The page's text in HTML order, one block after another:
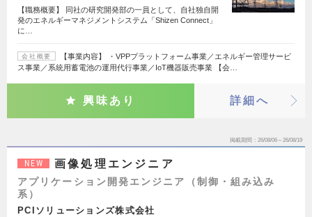
【職務概要】 同社の研究開発部の一員として、自社独自開
発のエネルギーマネジメントシステム「Shizen Connect」
に…
会社概要
【事業内容】 ・VPPプラットフォーム事業／エネルギー管理サービ
ス事業／系統用蓄電池の運用代行事業／IoT機器販売事業 【会…
興味あり 詳細へ
掲載期間 26/08/06～26/08/19
NEW 画像処理エンジニア
アプリケーション開発エンジニア（制御・組み込み
系）
PCIソリューションズ株式会社